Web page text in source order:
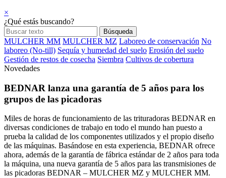
×
¿Qué estás buscando?
MULCHER MM MULCHER MZ Laboreo de conservación No
laboreo (No-till) Sequía y humedad del suelo Erosión del suelo
Gestión de restos de cosecha Siembra Cultivos de cobertura
Novedades
BEDNAR lanza una garantía de 5 años para los
grupos de las picadoras
Miles de horas de funcionamiento de las trituradoras BEDNAR en
diversas condiciones de trabajo en todo el mundo han puesto a
prueba la calidad de los componentes utilizados y el propio diseño
de las máquinas. Basándose en esta experiencia, BEDNAR ofrece
ahora, además de la garantía de fábrica estándar de 2 años para toda
la máquina, una nueva garantía de 5 años para las transmisiones de
las picadoras BEDNAR – MULCHER MZ y MULCHER MM.